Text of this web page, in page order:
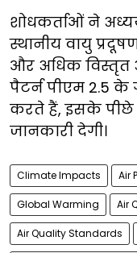
शोधकर्ताओं ने
स्थानीय वायु
और अधिक
पैटर्न पीएम 2.5
करते हैं, इसके पीछे
जानकारी देगी।
Climate Impacts Air
Global Warming Air
Air Quality Standards